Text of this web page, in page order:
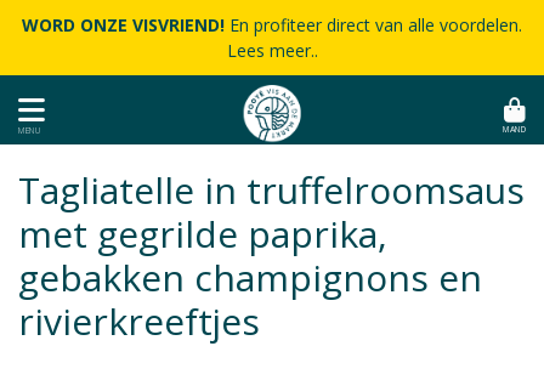
WORD ONZE VISVRIEND! En profiteer direct van alle voordelen.
Lees meer..
MENU MAND
Tagliatelle in truffelroomsaus
met gegrilde paprika,
gebakken champignons en
rivierkreeftjes